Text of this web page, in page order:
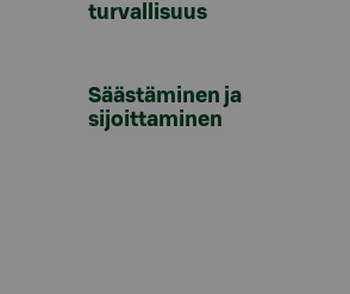
turvallisuus
Säästäminen ja
sijoittaminen